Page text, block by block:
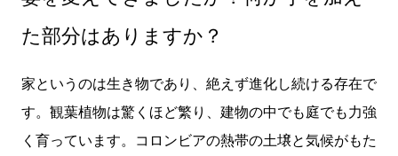
た部分はありますか？
家というのは生き物であり、絶えず進化し続ける存在で
す。観葉植物は驚くほど繁り、建物の中でも庭でも力強
く育っています。コロンビアの熱帯の土壌と気候がもた